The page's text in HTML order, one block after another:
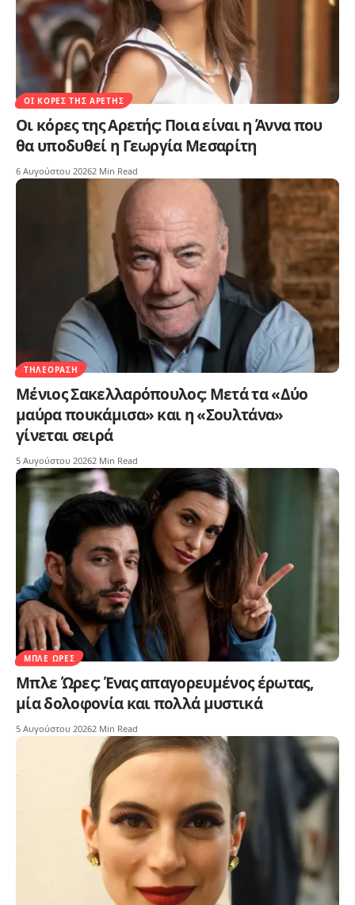
ΟΙ ΚΌΡΕΣ ΤΗΣ ΑΡΕΤΉΣ
Οι κόρες της Αρετής: Ποια είναι η Άννα που
θα υποδυθεί η Γεωργία Μεσαρίτη
6 Αυγούστου 20262 Min Read
ΤΗΛΕΌΡΑΣΗ
Μένιος Σακελλαρόπουλος: Μετά τα «Δύο
μαύρα πουκάμισα» και η «Σουλτάνα»
γίνεται σειρά
5 Αυγούστου 20262 Min Read
ΜΠΛΕ ΏΡΕΣ
Μπλε Ώρες: Ένας απαγορευμένος έρωτας,
μία δολοφονία και πολλά μυστικά
5 Αυγούστου 20262 Min Read